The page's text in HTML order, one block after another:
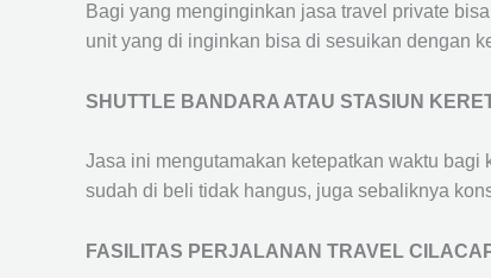
Bagi yang menginginkan jasa travel private
unit yang di inginkan bisa di sesuikan dengan
SHUTTLE BANDARA ATAU STASIUN
Jasa ini mengutamakan ketepatkan waktu
sudah di beli tidak hangus, juga sebaliknya
FASILITAS PERJALANAN TRAVEL